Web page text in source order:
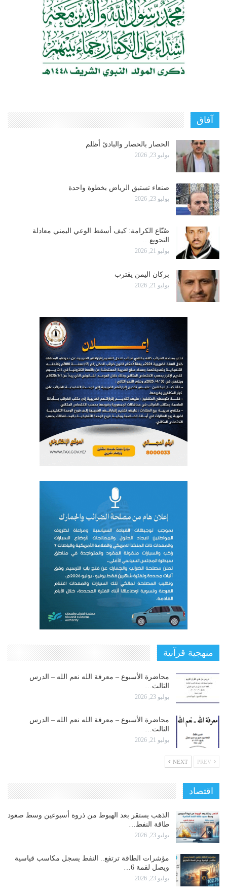
آفاق
الحصار بالحصار والبادئ أظلم
يوليو 23, 2026
صنعاء تستبق الرياض بخطوة واحدة
يوليو 23, 2026
صُنّاع الكرامة: كيف أسقط الوعي اليمني معادلة
التجويع…
يوليو 21, 2026
بركان اليمن يقترب
يوليو 21, 2026
منهجية قرآنية
محاضرة الأسبوع – معرفة الله نعم الله – الدرس
الثالث…
يوليو 23, 2026
محاضرة الأسبوع – معرفة الله نعم الله – الدرس
الثالث…
يوليو 21, 2026
NEXT
اقتصاد
الذهب يستقر بعد الهبوط من ذروة أسبوعين وسط صعود
طاقة النفط…
يوليو 23, 2026
مؤشرات الطاقة ترتفع.. النفط يسجل مكاسب قياسية
ويصل لقمة 6…
يوليو 23, 2026